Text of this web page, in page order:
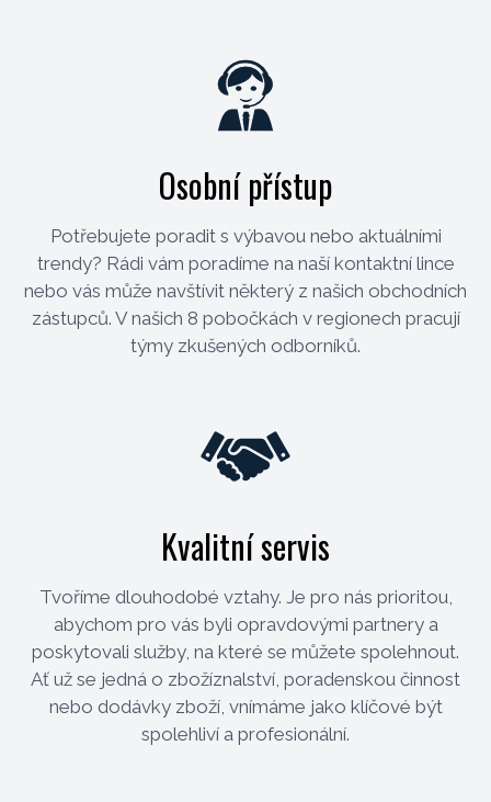
Osobní přístup
Potřebujete poradit s výbavou nebo aktuálními
trendy? Rádi vám poradíme na naší kontaktní lince
nebo vás může navštívit některý z našich obchodních
zástupců. V našich 8 pobočkách v regionech pracují
týmy zkušených odborníků.
Kvalitní servis
Tvoříme dlouhodobé vztahy. Je pro nás prioritou,
abychom pro vás byli opravdovými partnery a
poskytovali služby, na které se můžete spolehnout.
Ať už se jedná o zbožíznalství, poradenskou činnost
nebo dodávky zboží, vnímáme jako klíčové být
spolehliví a profesionální.